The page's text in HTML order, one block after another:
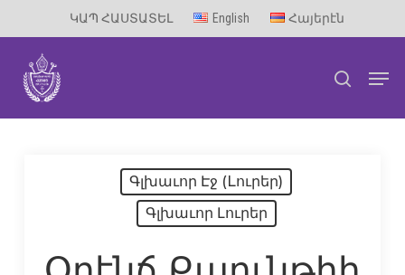
main
content
ԿԱՊ ՀԱՍՏԱՏԵԼ English Հայերէն
search
Գլխաւոր Էջ (Lուրեր)
Գլխաւոր Լուրեր